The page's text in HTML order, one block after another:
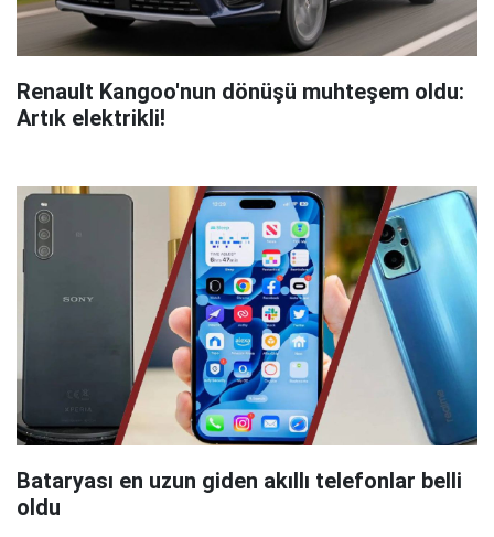
Renault Kangoo'nun dönüşü muhteşem oldu:
Artık elektrikli!
Bataryası en uzun giden akıllı telefonlar belli
oldu